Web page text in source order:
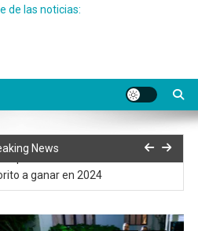
de las noticias:
News
hispana
a ganar en 2024
la aceptó?